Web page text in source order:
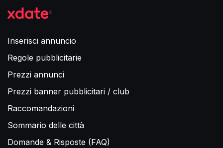
Inserisci annuncio
Regole pubblicitarie
Prezzi annunci
Prezzi banner pubblicitari / club
Raccomandazioni
Sommario delle città
Domande & Risposte (FAQ)